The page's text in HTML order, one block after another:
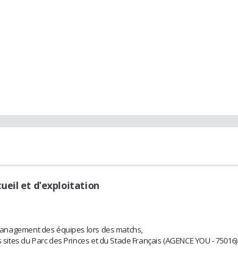
et d'exploitation
des équipes lors des matchs,
du Parc des Princes et du Stade Français (AGENCE YOU - 75016)